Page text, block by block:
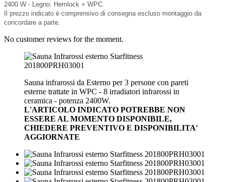
2400 W - Legno: Hemlock + WPC.
Il prezzo indicato è comprensivo di consegna escluso montaggio da
concordare a parte.
No customer reviews for the moment.
Sauna infrarossi da Esterno per 3 persone con pareti
esterne trattate in WPC - 8 irradiatori infrarossi in
ceramica - potenza 2400W.
L'ARTICOLO INDICATO POTREBBE NON
ESSERE AL MOMENTO DISPONIBILE,
CHIEDERE PREVENTIVO E DISPONIBILITA'
AGGIORNATE